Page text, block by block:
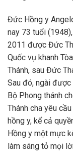
Đức Hồng y
nay 73 tuổi
2011 được Đức
Quốc vụ khanh
Thánh, sau Đức
Sau đó, ngài
Bộ Phong thánh
Thánh cha yêu
hồng y, kể cả
Hồng y một mực
làm sáng tỏ mọi